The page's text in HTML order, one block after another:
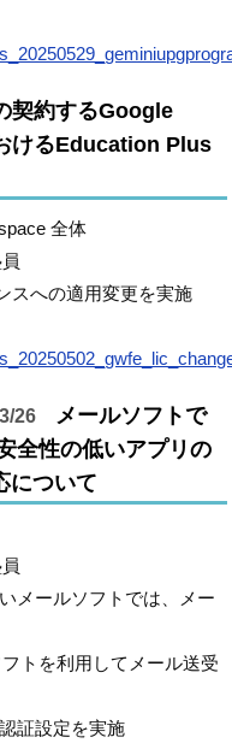
契約するGoogle
けるEducation Plus
全体
スへの適用変更を実施
26
メールソフトで
全性の低いアプリの
について
メールソフトでは、メー
トを利用してメール送受
証設定を実施